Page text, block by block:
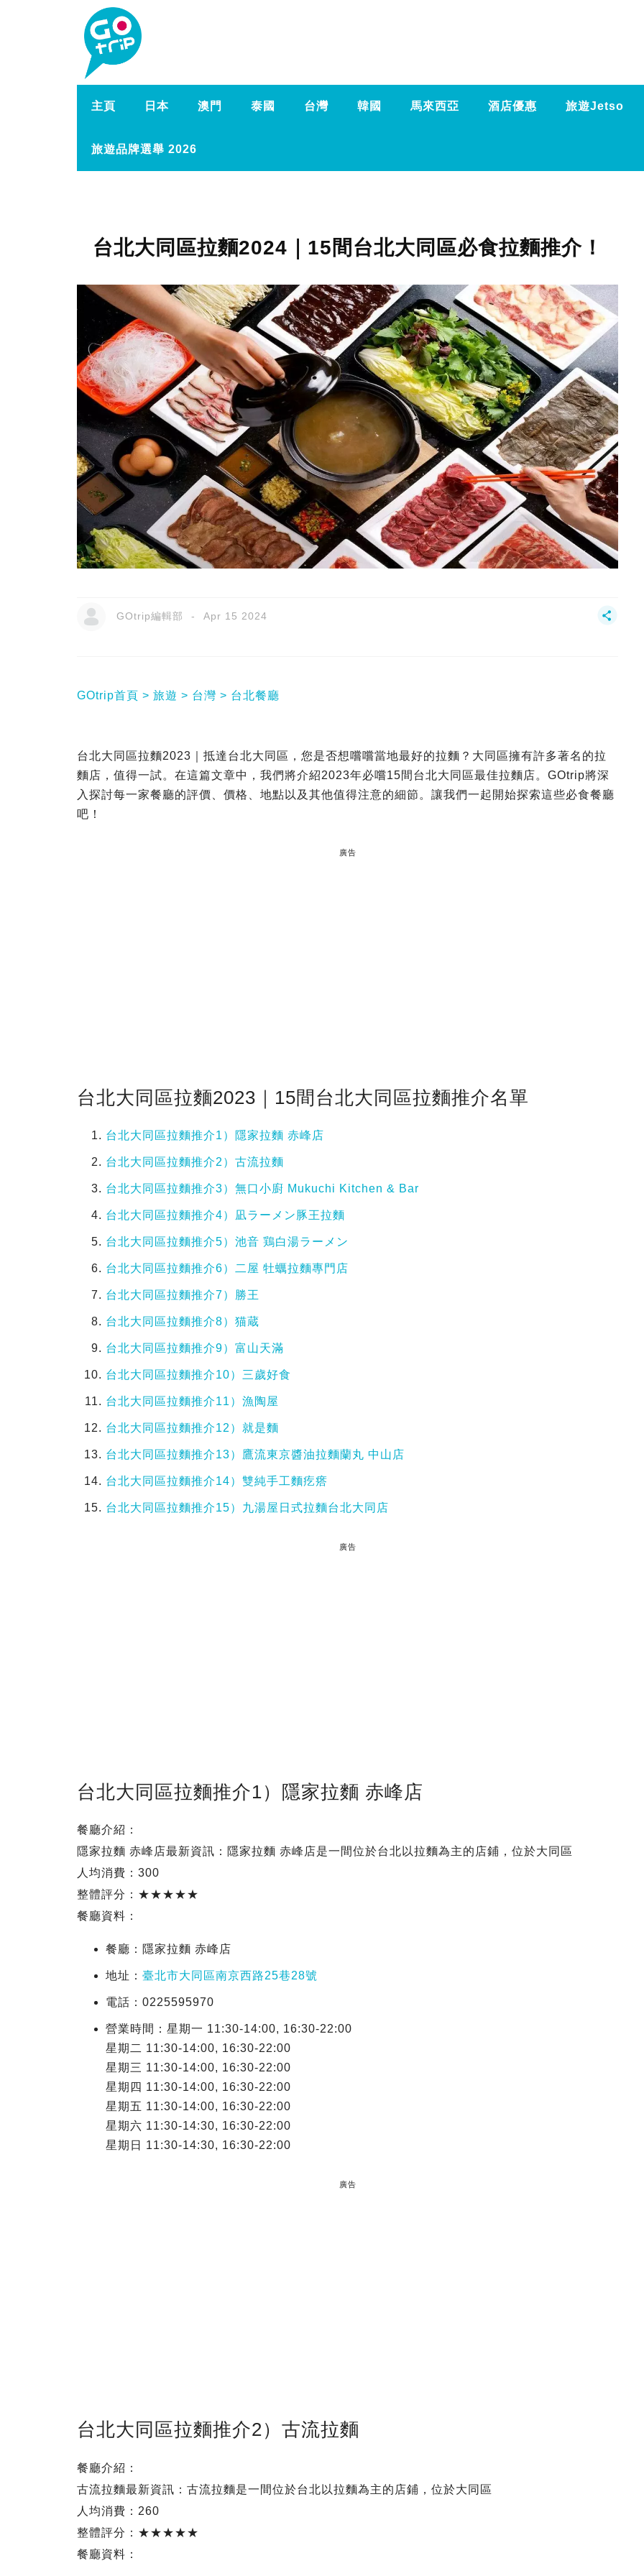
主頁 日本 澳門 泰國 台灣 韓國 馬來西亞 酒店優惠 旅遊Jetso
旅遊品牌選舉 2026
台北大同區拉麵2024｜15間台北大同區必食拉麵推介！
GOtrip編輯部 Apr 15 2024
GOtrip首頁 旅遊 台灣 台北餐廳
台北大同區拉麵2023｜抵達台北大同區，您是否想嚐嚐當地最好的拉麵？大同區擁有許多著名的拉
麵店，值得一試。在這篇文章中，我們將介紹2023年必嚐15間台北大同區最佳拉麵店。GOtrip將深
入探討每一家餐廳的評價、價格、地點以及其他值得注意的細節。讓我們一起開始探索這些必食餐廳
吧！
廣告
台北大同區拉麵2023｜15間台北大同區拉麵推介名單
台北大同區拉麵推介1）隱家拉麵 赤峰店
台北大同區拉麵推介2）古流拉麵
台北大同區拉麵推介3）無口小廚 Mukuchi Kitchen & Bar
台北大同區拉麵推介4）凪ラーメン豚王拉麵
台北大同區拉麵推介5）池音 鶏白湯ラーメン
台北大同區拉麵推介6）二屋 牡蠣拉麵專門店
台北大同區拉麵推介7）勝王
台北大同區拉麵推介8）猫蔵
台北大同區拉麵推介9）富山天滿
台北大同區拉麵推介10）三歲好食
台北大同區拉麵推介11）漁陶屋
台北大同區拉麵推介12）就是麵
台北大同區拉麵推介13）鷹流東京醬油拉麵蘭丸 中山店
台北大同區拉麵推介14）雙純手工麵疙瘩
台北大同區拉麵推介15）九湯屋日式拉麵台北大同店
廣告
台北大同區拉麵推介1）隱家拉麵 赤峰店
餐廳介紹：
隱家拉麵 赤峰店最新資訊：隱家拉麵 赤峰店是一間位於台北以拉麵為主的店鋪，位於大同區
人均消費：300
整體評分：★★★★★
餐廳資料：
餐廳：隱家拉麵 赤峰店
地址： 臺北市大同區南京西路25巷28號
電話：0225595970
營業時間：星期一 11:30-14:00, 16:30-22:00
星期二 11:30-14:00, 16:30-22:00
星期三 11:30-14:00, 16:30-22:00
星期四 11:30-14:00, 16:30-22:00
星期五 11:30-14:00, 16:30-22:00
星期六 11:30-14:30, 16:30-22:00
星期日 11:30-14:30, 16:30-22:00
廣告
台北大同區拉麵推介2）古流拉麵
餐廳介紹：
古流拉麵最新資訊：古流拉麵是一間位於台北以拉麵為主的店鋪，位於大同區
人均消費：260
整體評分：★★★★★
餐廳資料：